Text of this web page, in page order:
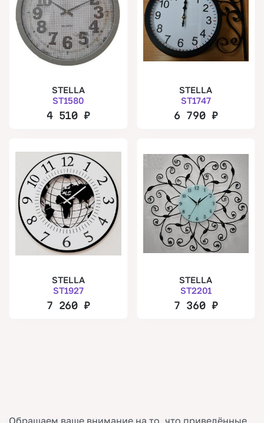
STELLA
ST1580
4 510₽
STELLA
ST1747
6 790 ₽
STELLA
ST1927
7 260₽
STELLA
ST2201
7 360 ₽
Обращаем ваше внимание на то, что приведённые